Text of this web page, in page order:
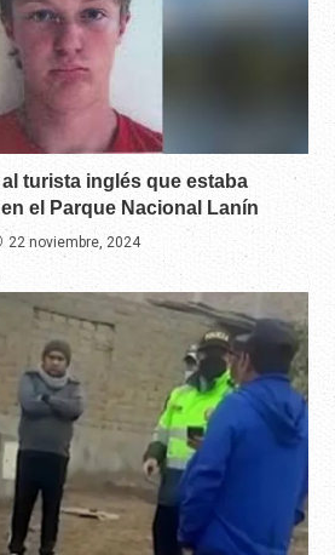
turista inglés que estaba
el Parque Nacional Lanín
22 noviembre, 2024